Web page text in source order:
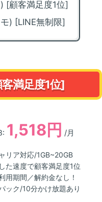
[顧客満足度1位]
) [LINE無制限]
満足度1位]
1,518円 /月
リア対応/1GB~20GB
た速度で顧客満足度1位
用期間／解約金なし！
ック/10分かけ放題あり